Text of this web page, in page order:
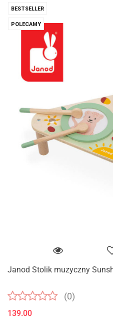
BESTSELLER
POLECAMY
Janod Stolik muzyczny
(0)
139.00